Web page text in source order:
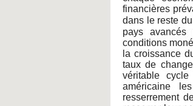
financières
dans le reste
pays
conditions
la croissance
taux de
véritable
américaine
resserrement